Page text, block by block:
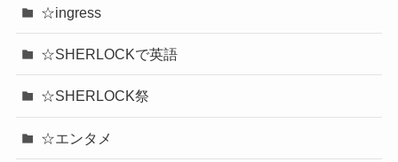
☆ingress
☆SHERLOCKで英語
☆SHERLOCK祭
☆エンタメ